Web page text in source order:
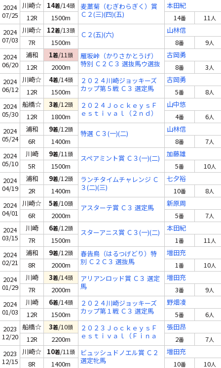
2024
07/25
川崎☆ 14着/14頭
麦藁菊（むぎわらぎく）賞
Ｃ２(三)(四)(五)
本田紀
12R
1500m 14番 11人
2024
07/03
川崎☆ 12着/13頭 Ｃ２(五)(六)
山林信
7R
1500m 8番 9人
2024
06/20
浦和 1着/11頭
雁坂峠（かりさかとうげ）
特別 Ｃ２Ｃ３ 選抜馬ウ選抜
馬ア
古岡勇
12R
2000m 8番 3人
2024
06/12
川崎☆ 4着/14頭
２０２４川崎ジョッキーズ
カップ第５戦 Ｃ３ 選定馬
古岡勇
12R
1500m 5番 8人
2024
05/30
船橋☆ 3着/12頭
２０２４ＪｏｃｋｅｙｓＦ
ｅｓｔｉｖａｌ（２ｎｄ）
Ｃ３ 選抜馬
山中悠
12R
1800m 4番 6人
2024
05/24
浦和 9着/12頭 特選 Ｃ３(一)(二)
山林信
6R
1400m 8番 7人
2024
05/10
川崎 9着/11頭 スペアミント賞 Ｃ３(一)(二)
加藤雄
5R
1500m 5番 10人
2024
04/19
浦和 9着/12頭
ランチタイムチャレンジ Ｃ
３(二)(三)
七夕裕
2R
1400m 10番 8人
2024
04/01
川崎☆ 5着/10頭 アスターテ賞 Ｃ３ 選定馬
新原周
6R
2000m 5番 7人
2024
03/15
川崎 6着/12頭 スターアニス賞 Ｃ３(一)(二)
本田紀
7R
1500m 1番 11人
2024
02/21
浦和 9着/12頭
春告鳥（はるつげどり）特
別 Ｃ２Ｃ３ 選抜馬
増田充
8R
2000m 1番 10人
2024
01/29
川崎 3着/14頭
アリアンロッド賞 Ｃ３ 選定
馬
増田充
7R
2000m 3番 9人
2024
01/03
川崎 6着/14頭
２０２４川崎ジョッキーズ
カップ第１戦 Ｃ３ 選定馬
野畑凌
12R
1500m 5番 6人
2023
12/20
船橋☆ 3着/10頭
２０２３ＪｏｃｋｅｙｓＦ
ｅｓｔｉｖａｌ（Ｆｉｎａ
ｌ１） Ｃ２ 選抜馬
張田昂
12R
2200m 2番 7人
2023
12/15
川崎☆ 10着/11頭
ビュッシュドノエル賞 Ｃ２
選定牝馬
増田充
8R
1400m 10番 10人